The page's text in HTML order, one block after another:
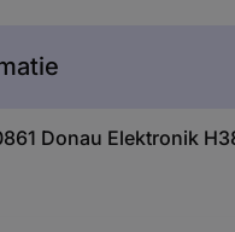
Donau Elektronik